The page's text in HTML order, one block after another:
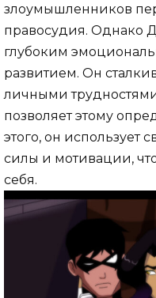
злоумышленников
правосудия. Однако
глубоким
развитием. Он
личными
позволяет этому
этого, он использует
силы и мотивации,
себя.